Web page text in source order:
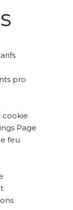
pro
cookie
Page
feu